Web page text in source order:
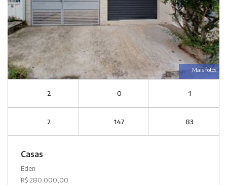
Mais fotos
2 0 1
2 147 83
Casas
Éden
R$ 280.000,00